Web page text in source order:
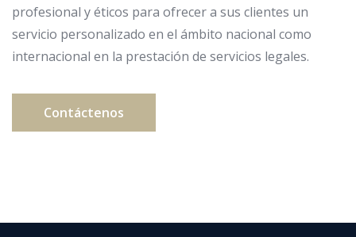
profesional y éticos para ofrecer a sus clientes un
servicio personalizado en el ámbito nacional como
internacional en la prestación de servicios legales.
Contáctenos